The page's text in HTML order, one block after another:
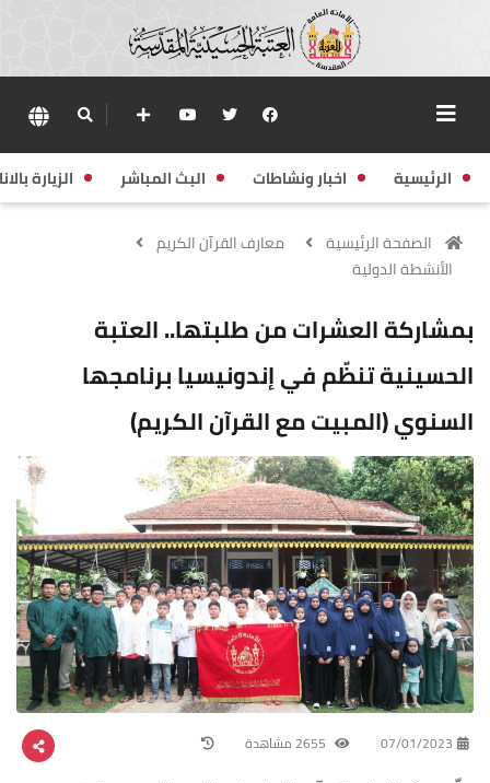
الرئيسية اخبار ونشاطات البث المباشر الزيارة
الصفحة الرئيسية
معارف القرآن الكريم
الأنشطة الدولية
بمشاركة العشرات من طلبتها.. العتبة
الحسينية تنظّم في إندونيسيا برنامجها
السنوي (المبيت مع القرآن الكريم)
07/01/2023